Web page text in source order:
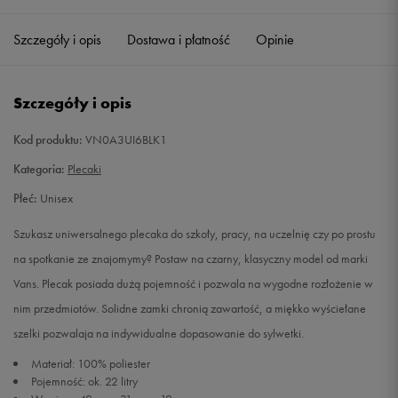
Szczegóły i opis Dostawa i płatność Opinie
Szczegóły i opis
Kod produktu: VN0A3UI6BLK1
Kategoria: Plecaki
Płeć: Unisex
Szukasz uniwersalnego plecaka do szkoły, pracy, na uczelnię czy po prostu
na spotkanie ze znajomymy? Postaw na czarny, klasyczny model od marki
Vans. Plecak posiada dużą pojemność i pozwala na wygodne rozłożenie w
nim przedmiotów. Solidne zamki chronią zawartość, a miękko wyściełane
szelki pozwalaja na indywidualne dopasowanie do sylwetki.
Materiał: 100% poliester
Pojemność: ok. 22 litry